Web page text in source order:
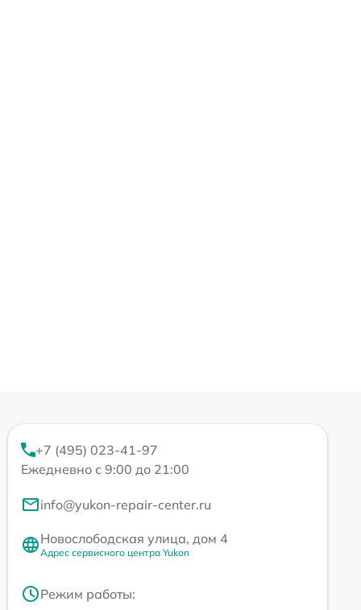
+7 (495) 023-41-97
Ежедневно с 9:00 до 21:00
info@yukon-repair-center.ru
Новослободская улица, дом 4
Адрес сервисного центра Yukon
Режим работы: